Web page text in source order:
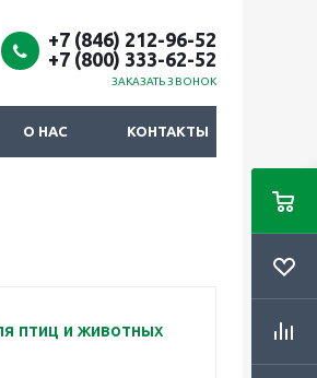
+7 (846) 212-96-52
+7 (800) 333-62-52
ЗАКАЗАТЬ ЗВОНОК
О НАС КОНТАКТЫ
птиц и животных